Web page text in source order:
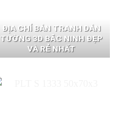
ĐỊA CHỈ BÁN TRANH DÁN
TƯỜNG 3D BẮC NINH ĐẸP
VÀ RẺ NHẤT